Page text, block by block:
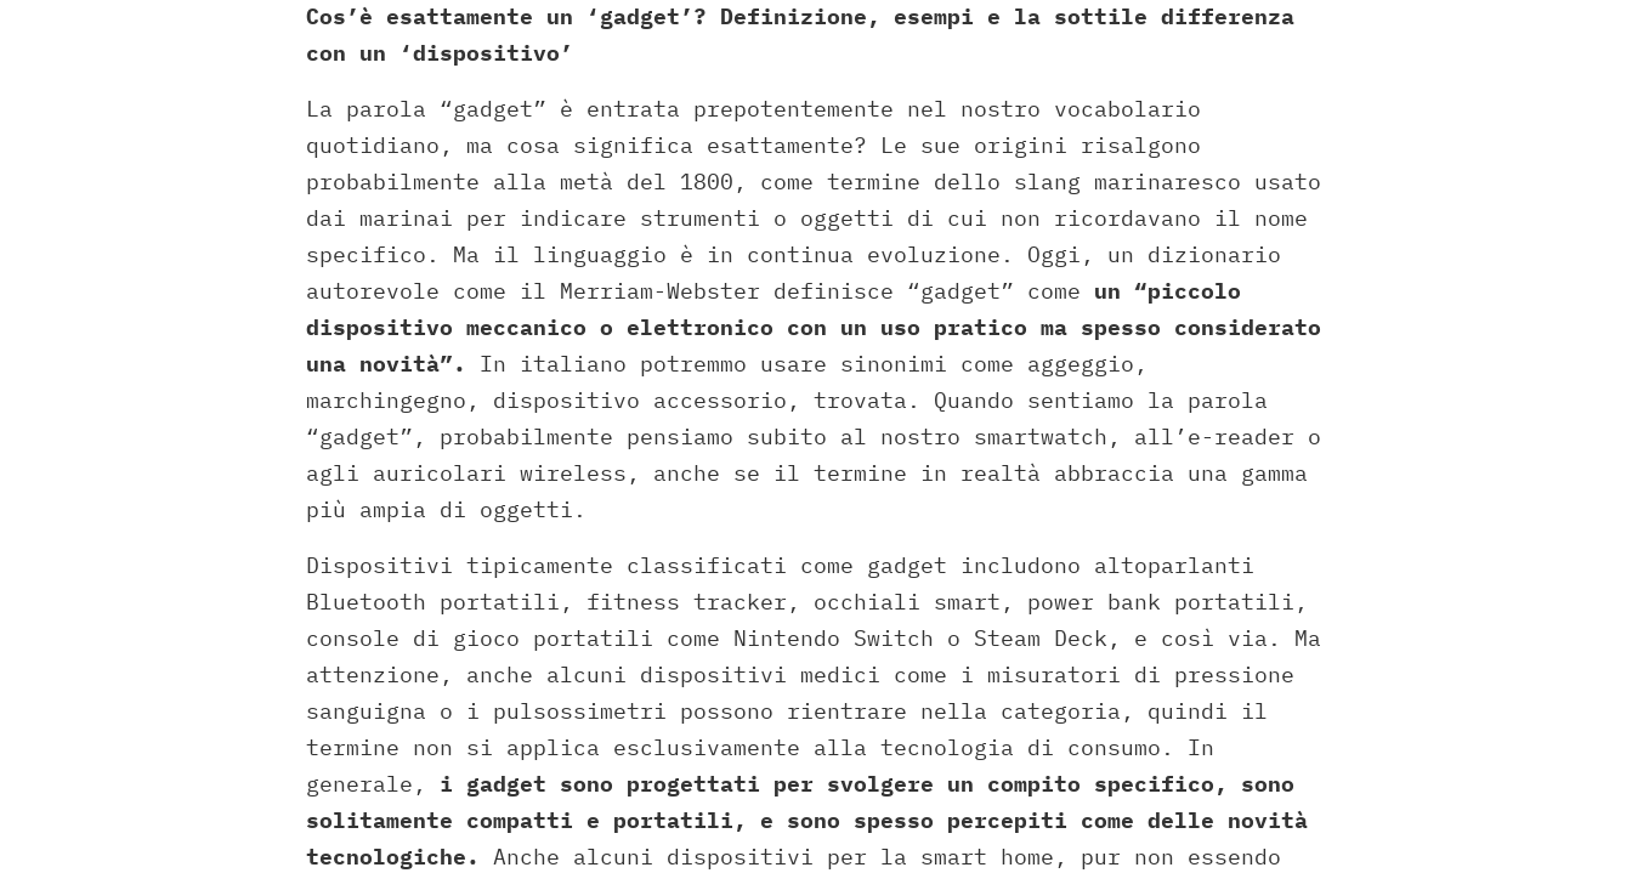
Cos’è esattamente un ‘gadget’? Definizione, esempi e la sottile differenza
con un ‘dispositivo’
La parola “gadget” è entrata prepotentemente nel nostro vocabolario
quotidiano, ma cosa significa esattamente? Le sue origini risalgono
probabilmente alla metà del 1800, come termine dello slang marinaresco usato
dai marinai per indicare strumenti o oggetti di cui non ricordavano il nome
specifico. Ma il linguaggio è in continua evoluzione. Oggi, un dizionario
autorevole come il Merriam-Webster definisce “gadget” come un “piccolo
dispositivo meccanico o elettronico con un uso pratico ma spesso considerato
una novità”.
In italiano potremmo usare sinonimi come aggeggio,
marchingegno, dispositivo accessorio, trovata. Quando sentiamo la parola
“gadget”, probabilmente pensiamo subito al nostro smartwatch, all’e-reader o
agli auricolari wireless, anche se il termine in realtà abbraccia una gamma
più ampia di oggetti.
Dispositivi tipicamente classificati come gadget includono altoparlanti
Bluetooth portatili, fitness tracker, occhiali smart, power bank portatili,
console di gioco portatili come Nintendo Switch o Steam Deck, e così via. Ma
attenzione, anche alcuni dispositivi medici come i misuratori di pressione
sanguigna o i pulsossimetri possono rientrare nella categoria, quindi il
termine non si applica esclusivamente alla tecnologia di consumo. In
generale, i gadget sono progettati per svolgere un compito specifico, sono
solitamente compatti e portatili, e sono spesso percepiti come delle novità
tecnologiche.
Anche alcuni dispositivi per la smart home, pur non essendo